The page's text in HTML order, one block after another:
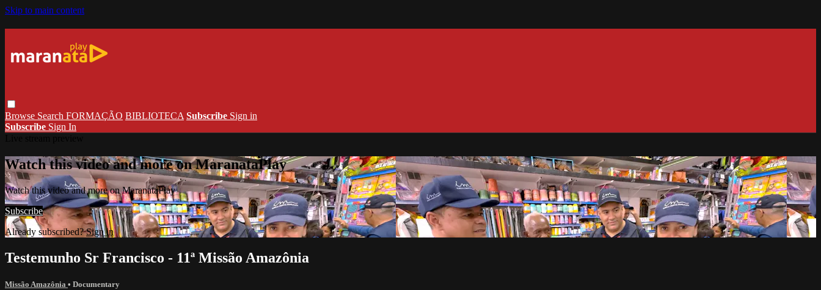
Skip to main content
Browse Search FORMAÇÃO BIBLIOTECA Subscribe Sign in
Subscribe Sign In
Watch this video and more on MaranataPlay
Watch this video and more on MaranataPlay
Subscribe
Already subscribed?Sign in
Testemunho Sr Francisco - 11ª Missão Amazônia
Missão Amazônia • Documentary